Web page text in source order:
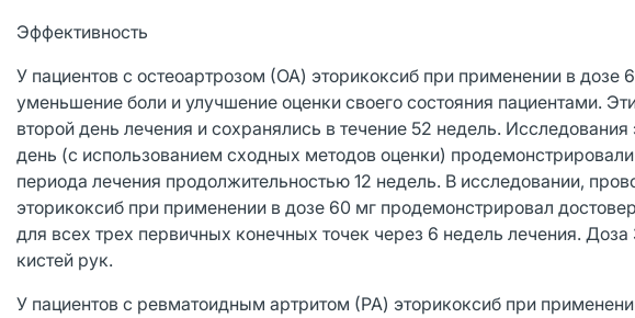
Эффективность
У пациентов с остеоартрозом (ОА) эторикоксиб при применении в дозе
уменьшение боли и улучшение оценки своего состояния пациентами.
второй день лечения и сохранялись в течение 52 недель.
день (с использованием сходных методов оценки)
периода лечения продолжительностью 12 недель. В исследовании,
эторикоксиб при применении в дозе 60 мг продемонстрировал
для всех трех первичных конечных точек через 6 недель лечения.
кистей рук.
У пациентов с ревматоидным артритом (РА) эторикоксиб при